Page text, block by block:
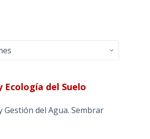
Ecología del Suelo
Gestión del Agua. Sembrar